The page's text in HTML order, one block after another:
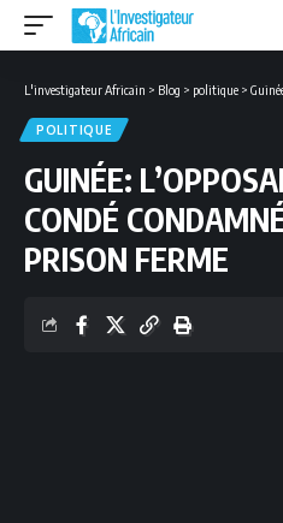
L'investigateur Africain > Blog > politique > Guinée:
POLITIQUE
GUINÉE:
CONDÉ
PRISON FERME